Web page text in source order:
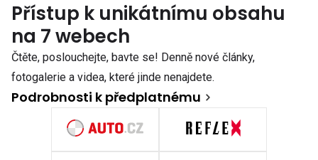
Přístup k unikátnímu obsahu
na 7 webech
Čtěte, poslouchejte, bavte se! Denně nové články,
fotogalerie a videa, které jinde nenajdete.
Podrobnosti k předplatnému